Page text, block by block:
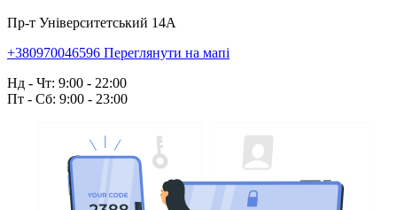
Пр-т Університетський 14А
+380970046596 Переглянути на мапі
Нд - Чт: 9:00 - 22:00
Пт - Сб: 9:00 - 23:00